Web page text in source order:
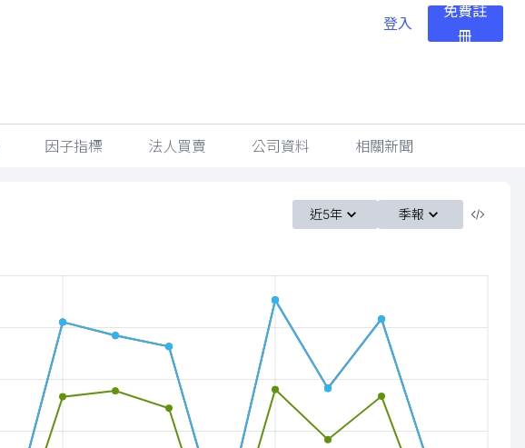
登入
免費註
冊
因子指標 法人買賣 公司資料 相關新聞
近5年 季報